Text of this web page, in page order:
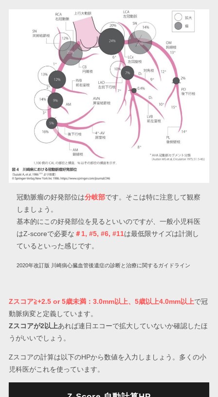
冠動脈瘤の好発部位は分岐部です。そこは特に注意して観察
しましょう。
基本的にこの好発部位を見るといいのですが、一般小児科医
はZ-scoreで必要な ＃1, #5, #6, #11は最低限サイズは計測し
ているといった感じです。
2020年改訂版 川崎病心臓血管後遺症の診断と治療に関するガイドライン
Zスコア≧+2.5 or 5歳未満：3.0mm以上、5歳以上4.0mm以上で冠
動脈病変と定義しています。
Zスコアが2以上あれば連日エコーで拡大していないか確認したほ
うがいいでしょう。
Zスコアの計算は以下のHPから数値を入力しましょう。多くの小
児科医がこれを使っています。